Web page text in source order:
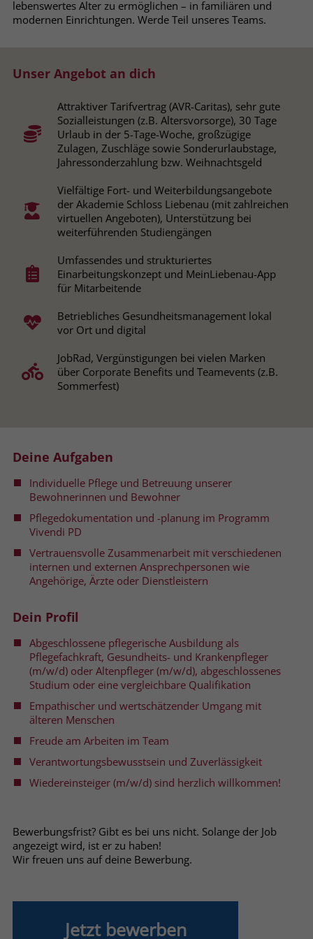
lebenswertes Alter zu ermöglichen – in familiären und
modernen Einrichtungen. Werde Teil unseres Teams.
Unser Angebot an dich
Attraktiver Tarifvertrag (AVR-Caritas), sehr gute
Sozialleistungen (z.B. Altersvorsorge), 30 Tage
Urlaub in der 5-Tage-Woche, großzügige
Zulagen, Zuschläge sowie Sonderurlaubstage,
Jahressonderzahlung bzw. Weihnachtsgeld
Vielfältige Fort- und Weiterbildungsangebote
der Akademie Schloss Liebenau (mit zahlreichen
virtuellen Angeboten), Unterstützung bei
weiterführenden Studiengängen
Umfassendes und strukturiertes
Einarbeitungskonzept und MeinLiebenau-App
für Mitarbeitende
Betriebliches Gesundheitsmanagement lokal
vor Ort und digital
JobRad, Vergünstigungen bei vielen Marken
über Corporate Benefits und Teamevents (z.B.
Sommerfest)
Deine Aufgaben
Individuelle Pflege und Betreuung unserer
Bewohnerinnen und Bewohner
Pflegedokumentation und -planung im Programm
Vivendi PD
Vertrauensvolle Zusammenarbeit mit verschiedenen
internen und externen Ansprechpersonen wie
Angehörige, Ärzte oder Dienstleistern
Dein Profil
Abgeschlossene pflegerische Ausbildung als
Pflegefachkraft, Gesundheits- und Krankenpfleger
(m/w/d) oder Altenpfleger (m/w/d), abgeschlossenes
Studium oder eine vergleichbare Qualifikation
Empathischer und wertschätzender Umgang mit
älteren Menschen
Freude am Arbeiten im Team
Verantwortungsbewusstsein und Zuverlässigkeit
Wiedereinsteiger (m/w/d) sind herzlich willkommen!
Bewerbungsfrist? Gibt es bei uns nicht. Solange der Job
angezeigt wird, ist er zu haben!
Wir freuen uns auf deine Bewerbung.
Jetzt bewerben
Zweck
Behält die Zustände des Benutzers bei
allen Seitenanfragen bei.
cookie_optin
Anbieter www.stiftung-liebenau.de
Zweck
Behält die Zustimmung des Benutzers
zum Cookie Opt-In
__cf_bm
Anbieter .fonts.net
30 Minuten
Name JSessionID
Anbieter jobs.stiftung-liebenau.de
Zweck
Behält die Zustände des Benutzers bei
Browsers und die Einstellungen
exklusiv für diese Website zu speichern.
derselben Website durchgeführt
Benutzerkennung verknüpft werden.
_clsk
Laufzeit 1 Jahr
Zweck
Microsoft Clarity setzt dieses Cookie,
um die Seitenaufrufe eines Benutzers
zu speichern und in einer einzigen
Sitzungsaufzeichnung
Anbieter Google Ads
Name _gcl_aw
Anbieter
Zweck
Dieses Cookie wird gesetzt, wenn ein
User über einen Klick auf eine Google
sodass erzielte Erfolge wie z.B.
Bestellungen oder Kontaktanfragen der
Anzeige zugewiesen werden können.
Name _gcl_dc
Laufzeit 90 Tage
Zweck
User über einen Klick auf eine Google
Werbeanzeige auf die Website gelangt.
Es enthält Informationen darüber,
Bestellungen oder Kontaktanfragen der
Anzeige zugewiesen werden können.